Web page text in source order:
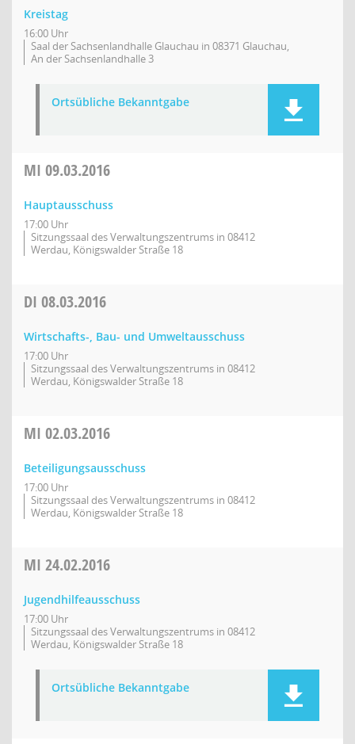
Kreistag
16:00 Uhr
Saal der Sachsenlandhalle Glauchau in 08371 Glauchau,
An der Sachsenlandhalle 3
Ortsübliche Bekanntgabe
MI 09.03.2016
Hauptausschuss
17:00 Uhr
Sitzungssaal des Verwaltungszentrums in 08412
Werdau, Königswalder Straße 18
DI 08.03.2016
Wirtschafts-, Bau- und Umweltausschuss
17:00 Uhr
Sitzungssaal des Verwaltungszentrums in 08412
Werdau, Königswalder Straße 18
MI 02.03.2016
Beteiligungsausschuss
17:00 Uhr
Sitzungssaal des Verwaltungszentrums in 08412
Werdau, Königswalder Straße 18
MI 24.02.2016
Jugendhilfeausschuss
17:00 Uhr
Sitzungssaal des Verwaltungszentrums in 08412
Werdau, Königswalder Straße 18
Ortsübliche Bekanntgabe